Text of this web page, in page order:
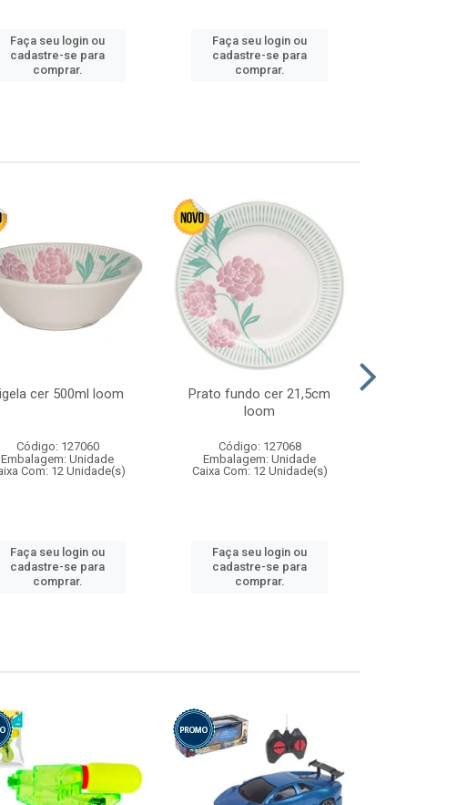
Faça seu login ou
cadastre-se para
comprar.
Faça seu login ou
cadastre-se para
comprar.
cer 500ml loom
Código: 127060
Embalagem: Unidade
Com: 12 Unidade(s)
Faça seu login ou
cadastre-se para
comprar.
Prato fundo cer 21,5cm
loom
Código: 127068
Embalagem: Unidade
Caixa Com: 12 Unidade(s)
Faça seu login ou
cadastre-se para
comprar.